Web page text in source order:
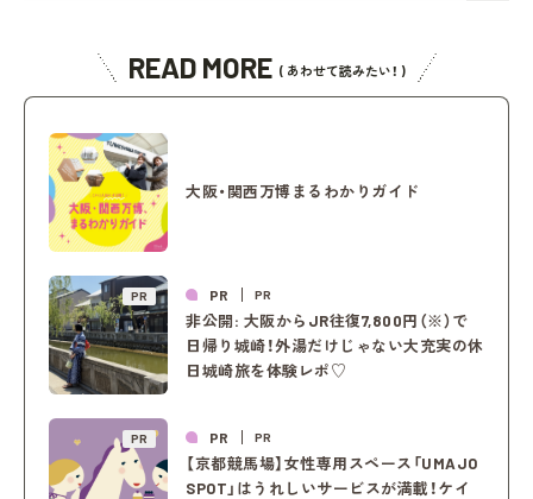
READ MORE ( あわせて読みたい！ )
大阪・関西万博まるわかりガイド
PR PR PR
非公開: 大阪からJR往復7,800円（※）で
日帰り城崎！外湯だけじゃない大充実の休
日城崎旅を体験レポ♡
PR PR PR
【京都競馬場】女性専用スペース「UMAJO
SPOT」はうれしいサービスが満載！ケイ